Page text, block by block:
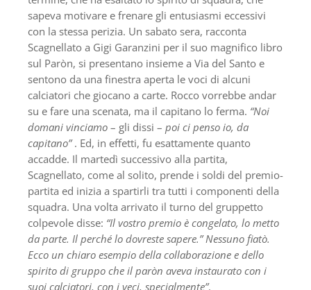
sapeva motivare e frenare gli entusiasmi eccessivi
con la stessa perizia. Un sabato sera, racconta
Scagnellato a Gigi Garanzini per il suo magnifico libro
sul Paròn, si presentano insieme a Via del Santo e
sentono da una finestra aperta le voci di alcuni
calciatori che giocano a carte. Rocco vorrebbe andar
su e fare una scenata, ma il capitano lo ferma. “Noi
domani vinciamo – gli dissi – poi ci penso io, da
capitano”. Ed, in effetti, fu esattamente quanto
accadde. Il martedì successivo alla partita,
Scagnellato, come al solito, prende i soldi del premio-
partita ed inizia a spartirli tra tutti i componenti della
squadra. Una volta arrivato il turno del gruppetto
colpevole disse: “Il vostro premio è congelato, lo metto
da parte. Il perché lo dovreste sapere.” Nessuno fiatò.
Ecco un chiaro esempio della collaborazione e dello
spirito di gruppo che il paròn aveva instaurato con i
suoi calciatori, con i veci, specialmente”.